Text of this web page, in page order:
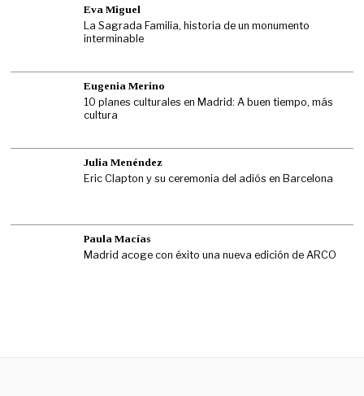
Eva Miguel
La Sagrada Familia, historia de un monumento
interminable
Eugenia Merino
10 planes culturales en Madrid: A buen tiempo, más
cultura
Julia Menéndez
Eric Clapton y su ceremonia del adiós en Barcelona
Paula Macías
Madrid acoge con éxito una nueva edición de ARCO